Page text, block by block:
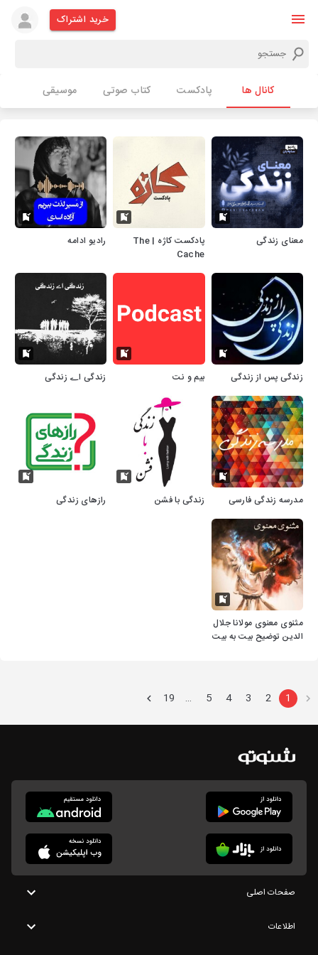
خرید اشتراک
کانال ها پادکست کتاب صوتی موسیقی
معنای زندگی
پادکست کاژه | The
Cache
رادیو ادامه
زندگی پس از زندگی بیم و‌ نت زندگی اے زندگی
مدرسه زندگی فارسی زندگی با فشن رازهای زندگی
مثنوی معنوی مولانا جلال
الدین توضیح بیت به بیت
1
2
3
4
5
…
19
صفحات اصلی
اطلاعات